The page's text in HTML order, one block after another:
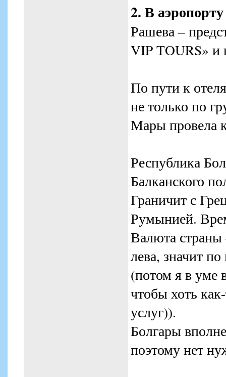
2. В
Рашева –
VIP TOURS» и
По пути к
не только по
Мары провела
Республика
Балканского
Граничит с
Румынией.
Валюта
лева, значит
(потом я в уме
чтобы хоть
услуг)).
Болгары
поэтому нет